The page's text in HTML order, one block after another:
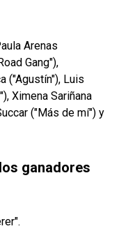
Arenas
Gang"),
("Agustín"), Luis
Ximena Sariñana
("Más de mí") y
ganadores